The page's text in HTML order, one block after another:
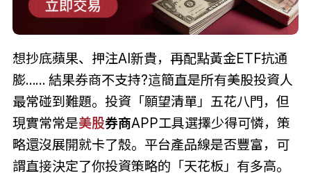
想抄底蘋果、押注AI新貴，再配點黃金ETF抗通
膨…… 結果券商不支持?這簡直是所有美股投資人
最常碰到難題。投資「願望清單」五花八門，但
現實常常是美股券商APP工具選擇少得可憐，策
略還沒展開就卡了殼。平台產品線是否豐富，可
謂直接決定了你投資策略的「天花板」有多高。